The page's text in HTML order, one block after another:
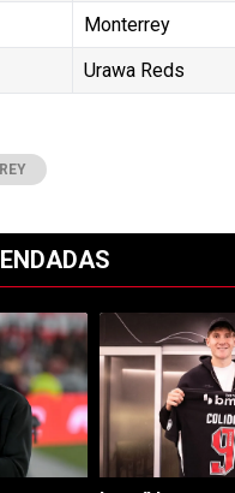
Monterrey
Urawa Reds
con el título "Dos debuts y
Un artículo de